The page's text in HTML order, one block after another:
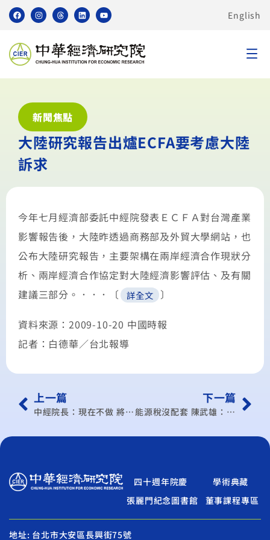
English
新聞焦點
大陸研究報告出爐ECFA要考慮大陸
訴求
今年七月經濟部委託中經院發表ＥＣＦＡ對台灣產業
影響報告後，大陸昨透過商務部及外貿大學網站，也
公布大陸研究報告，主要架構在兩岸經濟合作現狀分
析、兩岸經濟合作協定對大陸經濟影響評估、及有關
建議三部分。．．．〔
詳全文 〕
資料來源：2009-10-20 中國時報
記者：白德華／台北報導
上一篇
中經院長：現在不做 將來後悔
下一篇
能源稅沒配套 陳武雄：產業恐出走
四十週年院慶
學術典藏
張麗門紀念圖書館
董事課程專區
地址: 台北市大安區長興街75號